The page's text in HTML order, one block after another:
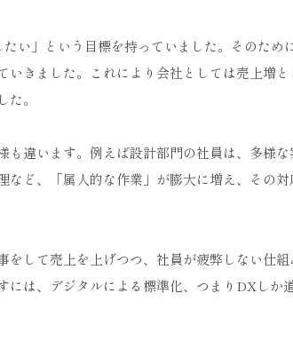
い」という目標を持っていました。そのため
きました。これにより会社としては売上増
。
違います。例えば設計部門の社員は、多様な
ど、「属人的な作業」が膨大に増え、その
して売上を上げつつ、社員が疲弊しない仕組
は、デジタルによる標準化、つまりDXしか